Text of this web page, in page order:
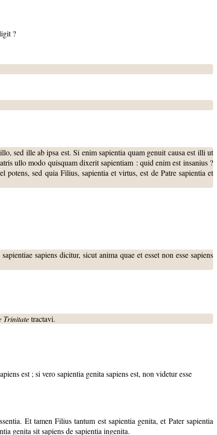
?
sed ille ab ipsa est. Si enim sapientia quam genuit causa est illi ut
ullo modo quisquam dixerit sapientiam : quid enim est insanius ?
potens, sed quia Filius, sapientia et virtus, est de Patre sapientia et
sapiens dicitur, sicut anima quae et esset non esse sapiens
Trinitatetractavi.
est ; si vero sapientia genita sapiens est, non videtur esse
Et tamen Filius tantum est sapientia genita, et Pater sapientia
genita sit sapiens de sapientia ingenita.